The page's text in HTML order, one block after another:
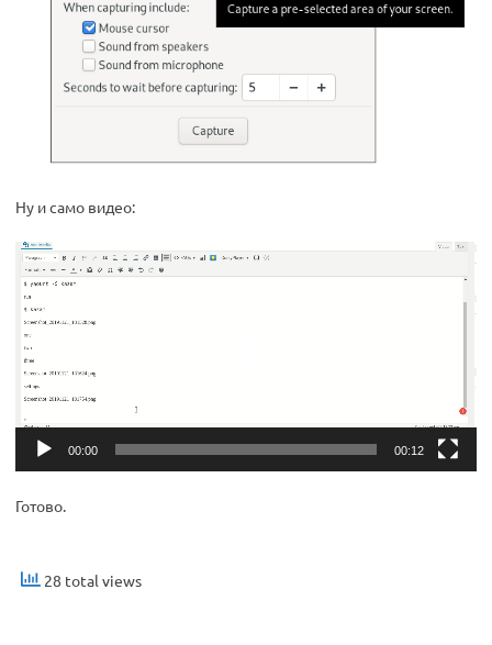
Ну и само видео:
Видеоплеер
00:00 00:12
Готово.
28 total views